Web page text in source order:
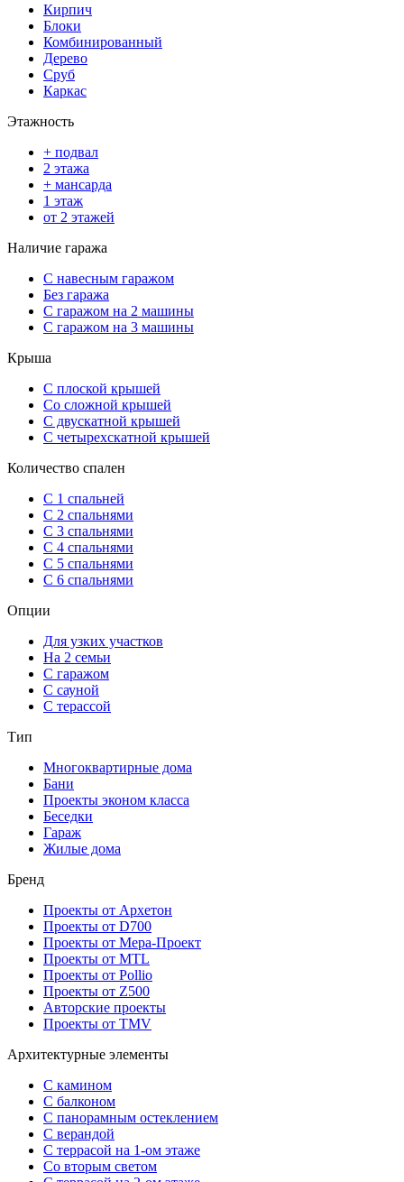
Кирпич
Блоки
Комбинированный
Дерево
Сруб
Каркас
Этажность
+ подвал
2 этажа
+ мансарда
1 этаж
от 2 этажей
Наличие гаража
С навесным гаражом
Без гаража
С гаражом на 2 машины
С гаражом на 3 машины
Крыша
С плоской крышей
Со сложной крышей
С двускатной крышей
С четырехскатной крышей
Количество спален
С 1 спальней
С 2 спальнями
С 3 спальнями
С 4 спальнями
С 5 спальнями
С 6 спальнями
Опции
Для узких участков
На 2 семьи
С гаражом
С сауной
С терассой
Тип
Многоквартирные дома
Бани
Проекты эконом класса
Беседки
Гараж
Жилые дома
Бренд
Проекты от Архетон
Проекты от D700
Проекты от Мера-Проект
Проекты от MTL
Проекты от Pollio
Проекты от Z500
Авторские проекты
Проекты от TMV
Архитектурные элементы
С камином
С балконом
С панорамным остеклением
С верандой
С террасой на 1-ом этаже
Со вторым светом